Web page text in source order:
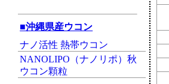
■沖縄県産ウコン
ナノ活性 熱帯ウコン
NANOLIPO（ナノリポ）秋
ウコン顆粒